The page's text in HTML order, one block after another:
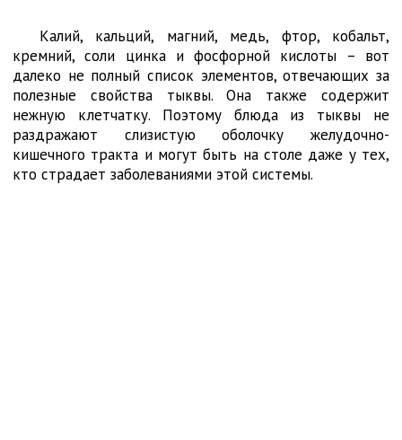
Калий, кальций, магний, медь, фтор, кобальт,
кремний, соли цинка и фосфорной кислоты – вот
далеко не полный список элементов, отвечающих за
полезные свойства тыквы. Она также содержит
нежную клетчатку. Поэтому блюда из тыквы не
раздражают слизистую оболочку желудочно-
кишечного тракта и могут быть на столе даже у тех,
кто страдает заболеваниями этой системы.